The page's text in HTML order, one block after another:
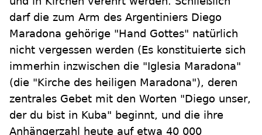
darf die zum Arm des Argentiniers Diego
Maradona gehörige "Hand Gottes" natürlich
nicht vergessen werden (Es konstituierte sich
immerhin inzwischen die "Iglesia Maradona"
(die "Kirche des heiligen Maradona"), deren
zentrales Gebet mit den Worten "Diego unser,
der du bist in Kuba" beginnt, und die ihre
Anhängerzahl heute auf etwa 40 000